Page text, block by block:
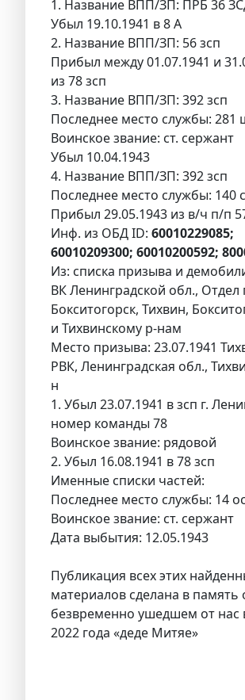
1. Название ВПП/ЗП: ПРБ 36
Убыл 19.10.1941 в 8 А
2. Название ВПП/ЗП: 56 зсп
Прибыл между 01.07.1941 и
из 78 зсп
3. Название ВПП/ЗП: 392 зсп
Последнее место службы: 281
Воинское звание: ст. сержант
Убыл 10.04.1943
4. Название ВПП/ЗП: 392 зсп
Последнее место службы: 140
Прибыл 29.05.1943 из в/ч п/п
Инф. из ОБД ID: 60010229085;
60010209300; 60010200592;
Из: списка призыва и
ВК Ленинградской обл., Отдел
Бокситогорск, Тихвин,
и Тихвинскому р-нам
Место призыва: 23.07.1941
РВК, Ленинградская обл.,
н
1. Убыл 23.07.1941 в зсп г.
номер команды 78
Воинское звание: рядовой
2. Убыл 16.08.1941 в 78 зсп
Именные списки частей:
Последнее место службы: 14
Воинское звание: ст. сержант
Дата выбытия: 12.05.1943
Публикация всех этих
материалов сделана в память
безвременно ушедшем от нас
2022 года «деде Митяе»